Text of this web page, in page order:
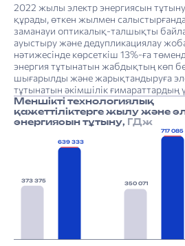
2022 жылы электр энергиясын
құрады, өткен жылмен
заманауи оптикалық-талшықты
ауыстыру және дедупликациялау
нәтижесінде көрсеткіш 13%-ға
энергия тұтынатын жабдықтың көп
шығарылды және жарықтандыруға
тұтынатын әкімшілік
Меншікті технологиялық
қажеттіліктерге жылу және
энергиясын тұтыну, ГДж
373 375
639 333
350 071
717 085